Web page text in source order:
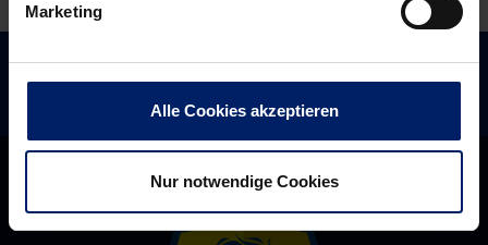
Marketing
Alle Cookies akzeptieren
Nur notwendige Cookies